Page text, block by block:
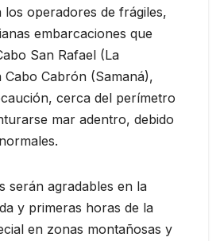
los operadores de frágiles,
embarcaciones que
San Rafael (La
Cabo Cabrón (Samaná),
cerca del perímetro
mar adentro, debido
serán agradables en la
y primeras horas de la
en zonas montañosas y